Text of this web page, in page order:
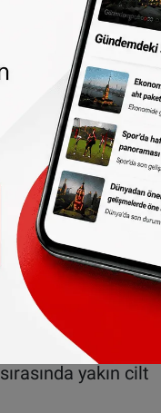
Fransa,
Devletleri,
kaldırılan çiçek
bilinen
ikiye ayrılıyor.
yakın cilt